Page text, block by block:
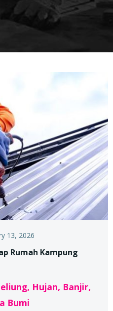
13, 2026
Rumah Kampung
Hujan, Banjir,
Bumi